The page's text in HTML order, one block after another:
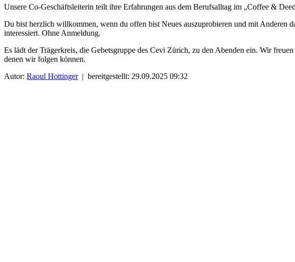
Unsere Co-Geschäftsleiterin teilt ihre Erfahrungen aus dem Berufsalltag im „Coffee &
Du bist herzlich willkommen, wenn du offen bist Neues auszuprobieren und mit Anderen
interessiert. Ohne Anmeldung.
Es lädt der Trägerkreis, die Gebetsgruppe des Cevi Zürich, zu den Abenden ein. Wir
denen wir folgen können.
Autor: Raoul Hottinger| bereitgestellt: 29.09.2025 09:32